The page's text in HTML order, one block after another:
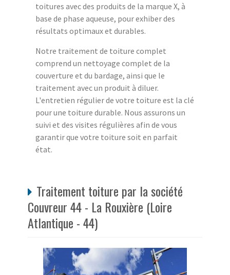
toitures avec des produits de la marque X, à
base de phase aqueuse, pour exhiber des
résultats optimaux et durables.
Notre traitement de toiture complet
comprend un nettoyage complet de la
couverture et du bardage, ainsi que le
traitement avec un produit à diluer.
L'entretien régulier de votre toiture est la clé
pour une toiture durable. Nous assurons un
suivi et des visites régulières afin de vous
garantir que votre toiture soit en parfait
état.
Traitement toiture par la société
Couvreur 44 - La Rouxière (Loire
Atlantique - 44)